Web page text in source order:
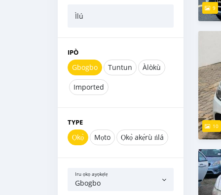
Ìlú
IPÒ
Gbogbo Tuntun Àlòkù
Imported
TYPE
Ọkọ̀ Mọto Ọkọ̀ akẹ́rù ńlá
Iru ọkọ ayọkẹlẹ
Gbogbo
9
10